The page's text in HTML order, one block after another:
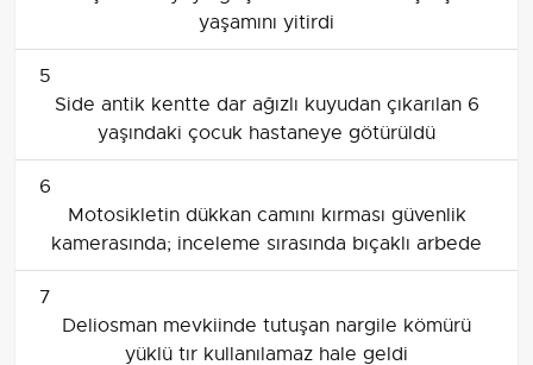
yaşamını yitirdi
5
Side antik kentte dar ağızlı kuyudan çıkarılan 6
yaşındaki çocuk hastaneye götürüldü
6
Motosikletin dükkan camını kırması güvenlik
kamerasında; inceleme sırasında bıçaklı arbede
7
Deliosman mevkiinde tutuşan nargile kömürü
yüklü tır kullanılamaz hale geldi